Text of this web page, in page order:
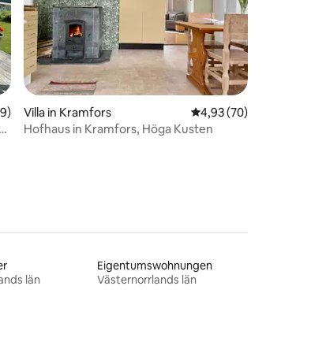
Bewertung: 4,95 von 5, 39 Bewertungen
Villa in Kramfors Durchschnittliche
4,93 (70)
Hofhaus in Kramfors, Höga Kusten
län
Eigentumswohnungen
Västernorrlands län